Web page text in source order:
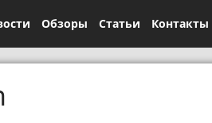
Обзоры Статьи Контакты